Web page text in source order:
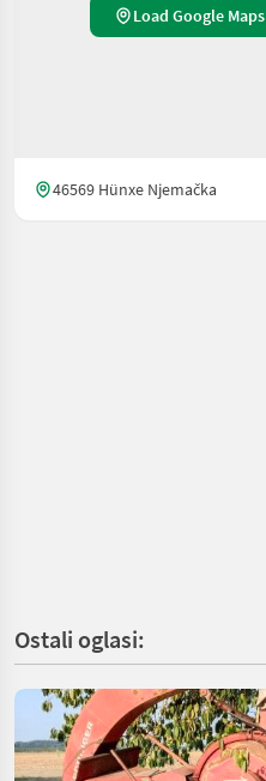
Load Google Maps
46569 Hünxe Njemačka
Ostali oglasi: